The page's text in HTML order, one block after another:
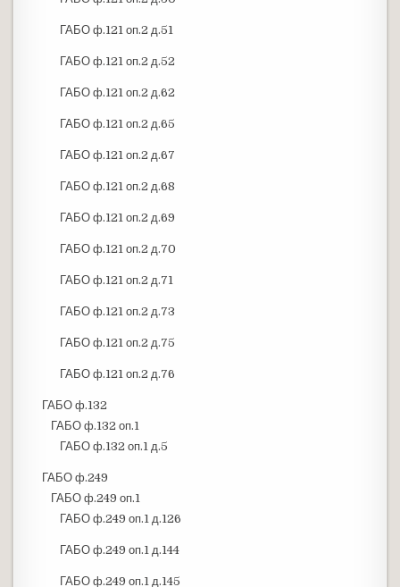
ГАБО ф.121 оп.2 д.51
ГАБО ф.121 оп.2 д.52
ГАБО ф.121 оп.2 д.62
ГАБО ф.121 оп.2 д.65
ГАБО ф.121 оп.2 д.67
ГАБО ф.121 оп.2 д.68
ГАБО ф.121 оп.2 д.69
ГАБО ф.121 оп.2 д.70
ГАБО ф.121 оп.2 д.71
ГАБО ф.121 оп.2 д.73
ГАБО ф.121 оп.2 д.75
ГАБО ф.121 оп.2 д.76
ГАБО ф.132
ГАБО ф.132 оп.1
ГАБО ф.132 оп.1 д.5
ГАБО ф.249
ГАБО ф.249 оп.1
ГАБО ф.249 оп.1 д.126
ГАБО ф.249 оп.1 д.144
ГАБО ф.249 оп.1 д.145